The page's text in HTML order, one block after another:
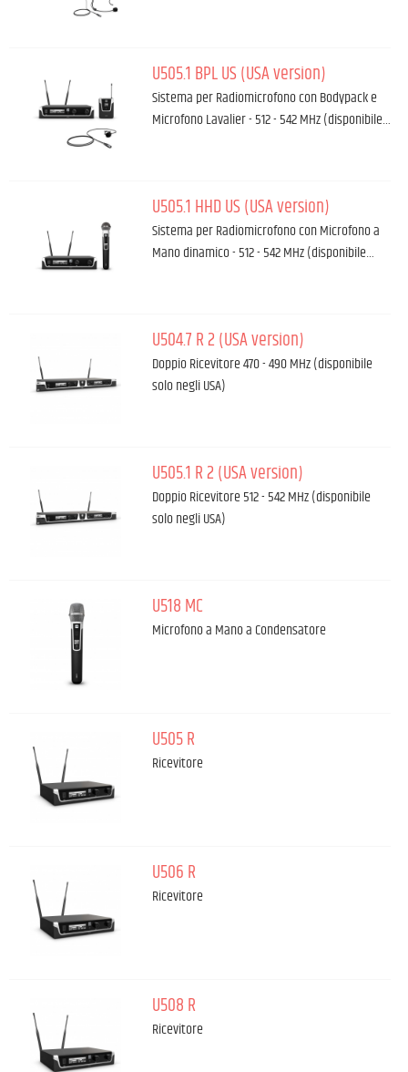
U505.1 BPL US (USA version)
Sistema per Radiomicrofono con Bodypack e
Microfono Lavalier - 512 - 542 MHz (disponibile…
U505.1 HHD US (USA version)
Sistema per Radiomicrofono con Microfono a
Mano dinamico - 512 - 542 MHz (disponibile…
U504.7 R 2 (USA version)
Doppio Ricevitore 470 - 490 MHz (disponibile
solo negli USA)
U505.1 R 2 (USA version)
Doppio Ricevitore 512 - 542 MHz (disponibile
solo negli USA)
U518 MC
Microfono a Mano a Condensatore
U505 R
Ricevitore
U506 R
Ricevitore
U508 R
Ricevitore